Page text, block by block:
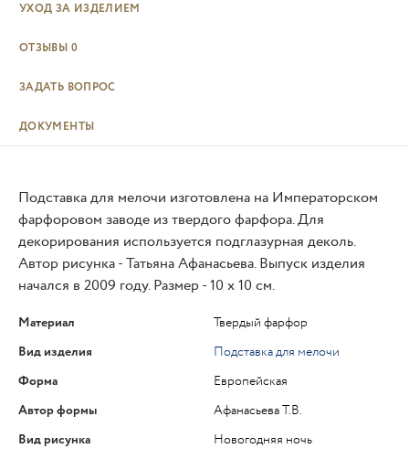
УХОД ЗА ИЗДЕЛИЕМ
ОТЗЫВЫ 0
ЗАДАТЬ ВОПРОС
ДОКУМЕНТЫ
Подставка для мелочи изготовлена на Императорском
фарфоровом заводе из твердого фарфора. Для
декорирования используется подглазурная деколь.
Автор рисунка - Татьяна Афанасьева. Выпуск изделия
начался в 2009 году. Размер - 10 x 10 см.
Материал
Твердый фарфор
Вид изделия
Подставка для мелочи
Форма
Европейская
Автор формы
Афанасьева Т.В.
Вид рисунка
Новогодняя ночь